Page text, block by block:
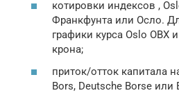
котировки индексов ,
Франкфунта или Осло.
графики курса Oslo OBX
крона;
приток/отток капитала
Bors, Deutsche Borse или